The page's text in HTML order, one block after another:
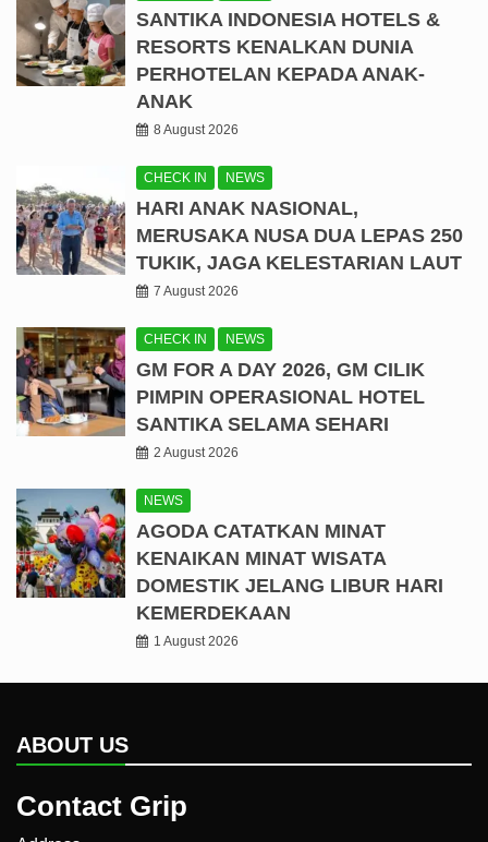
SANTIKA INDONESIA HOTELS &
RESORTS KENALKAN DUNIA
PERHOTELAN KEPADA ANAK-
ANAK
8 August 2026
CHECK IN NEWS
HARI ANAK NASIONAL,
MERUSAKA NUSA DUA LEPAS 250
TUKIK, JAGA KELESTARIAN LAUT
7 August 2026
CHECK IN NEWS
GM FOR A DAY 2026, GM CILIK
PIMPIN OPERASIONAL HOTEL
SANTIKA SELAMA SEHARI
2 August 2026
NEWS
AGODA CATATKAN MINAT
KENAIKAN MINAT WISATA
DOMESTIK JELANG LIBUR HARI
KEMERDEKAAN
1 August 2026
ABOUT US
Contact Grip